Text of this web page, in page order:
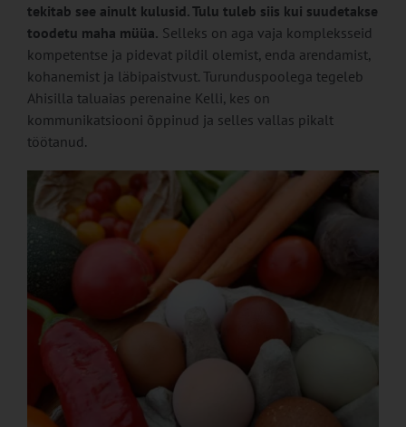
tekitab see ainult kulusid. Tulu tuleb siis kui suudetakse
toodetu maha müüa. Selleks on aga vaja kompleksseid
kompetentse ja pidevat pildil olemist, enda arendamist,
kohanemist ja läbipaistvust. Turunduspoolega tegeleb
Ahisilla taluaias perenaine Kelli, kes on
kommunikatsiooni õppinud ja selles vallas pikalt
töötanud.